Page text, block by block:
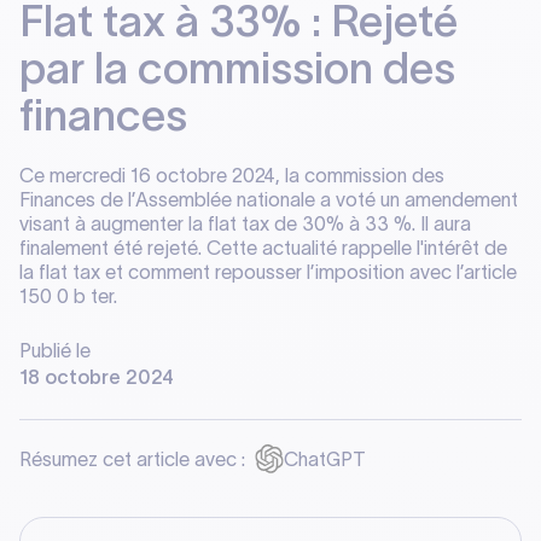
Flat tax à 33% : Rejeté
par la commission des
finances
Ce mercredi 16 octobre 2024, la commission des
Finances de l’Assemblée nationale a voté un amendement
visant à augmenter la flat tax de 30% à 33 %. Il aura
finalement été rejeté. Cette actualité rappelle l'intérêt de
la flat tax et comment repousser l’imposition avec l’article
150 0 b ter.
Publié le
18 octobre 2024
Résumez cet article avec : ChatGPT